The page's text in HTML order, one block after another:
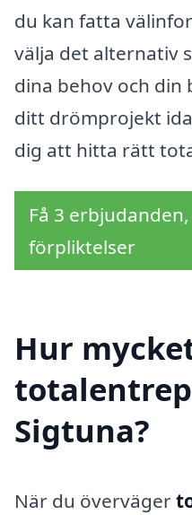
du kan fatta
välja det alternativ
dina behov och din
ditt drömprojekt
dig att hitta rätt
Få 3
förpliktelser
Hur
Sigtuna?
När du överväger